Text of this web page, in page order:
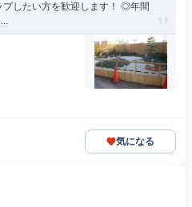
プしたい方を歓迎します！ ◎年間
気になる